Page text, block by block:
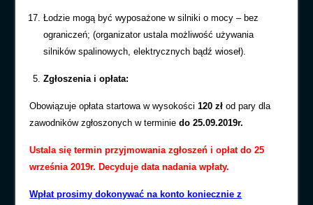
Łodzie mogą być wyposażone w silniki o mocy – bez
ograniczeń; (organizator ustala możliwość używania
silników spalinowych, elektrycznych bądź wioseł).
Zgłoszenia i opłata:
Obowiązuje opłata startowa w wysokości120 zł od pary dla
zawodników zgłoszonych w terminiedo 25.09.2019r.
Ustala się termin przyjmowania zgłoszeń i opłatdo 25
września 2019r. Decyduje data nadania wpłaty.
Wpłat prosimy dokonywać na konto koniecznie z